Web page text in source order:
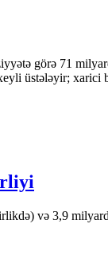
görə 71
üstələyir; xarici
və 3,9